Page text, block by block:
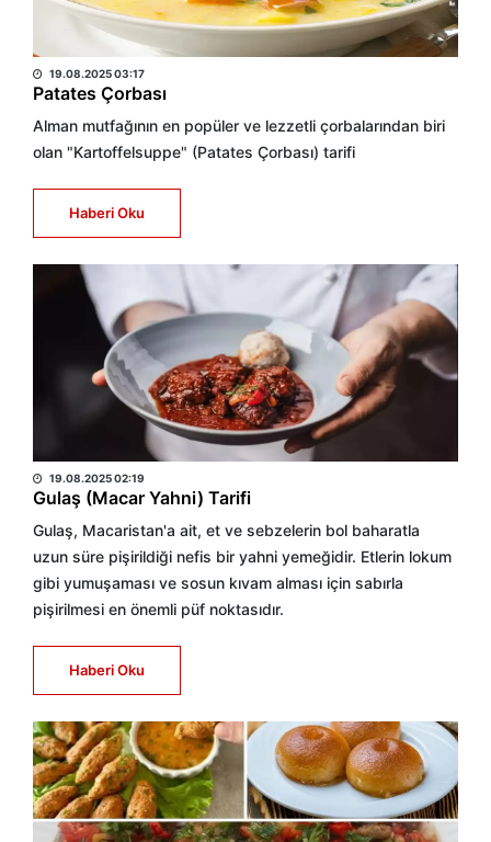
HABER MERKEZİ
19.08.2025 03:17
Patates Çorbası
Alman mutfağının en popüler ve lezzetli çorbalarından biri
olan "Kartoffelsuppe" (Patates Çorbası) tarifi
Haberi Oku
HABER MERKEZİ
19.08.2025 02:19
Gulaş (Macar Yahni) Tarifi
Gulaş, Macaristan'a ait, et ve sebzelerin bol baharatla
uzun süre pişirildiği nefis bir yahni yemeğidir. Etlerin lokum
gibi yumuşaması ve sosun kıvam alması için sabırla
pişirilmesi en önemli püf noktasıdır.
Haberi Oku